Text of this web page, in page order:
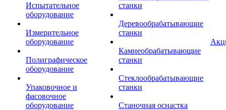
Испытательное
оборудование
Измерительное
оборудование
Полиграфическое
оборудование
Упаковочное и
фасовочное
оборудование
станки
Деревообрабатывающие
станки
Камнеобрабатывающие
станки
Стеклообрабатывающие
станки
Станочная оснастка